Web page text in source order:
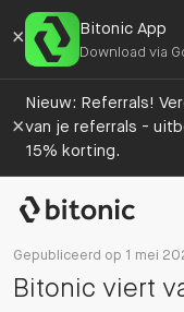
× Bitonic App
Download via
×
Nieuw: Referrals!
van je referrals -
15% korting.
Gepubliceerd op 1 mei
Bitonic viert